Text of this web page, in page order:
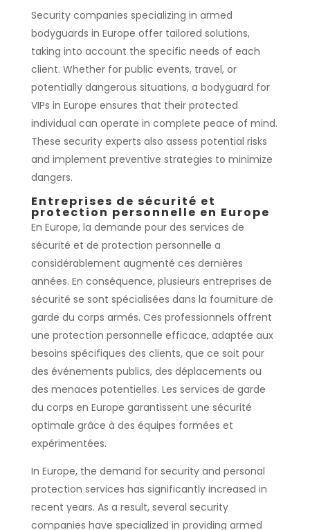
Security companies specializing in armed
bodyguards in Europe offer tailored solutions,
taking into account the specific needs of each
client. Whether for public events, travel, or
potentially dangerous situations, a bodyguard for
VIPs in Europe ensures that their protected
individual can operate in complete peace of mind.
These security experts also assess potential risks
and implement preventive strategies to minimize
dangers.
Entreprises de sécurité et
protection personnelle en Europe
En Europe, la demande pour des services de
sécurité et de protection personnelle a
considérablement augmenté ces dernières
années. En conséquence, plusieurs entreprises de
sécurité se sont spécialisées dans la fourniture de
garde du corps armés. Ces professionnels offrent
une protection personnelle efficace, adaptée aux
besoins spécifiques des clients, que ce soit pour
des événements publics, des déplacements ou
des menaces potentielles. Les services de garde
du corps en Europe garantissent une sécurité
optimale grâce à des équipes formées et
expérimentées.
In Europe, the demand for security and personal
protection services has significantly increased in
recent years. As a result, several security
companies have specialized in providing armed